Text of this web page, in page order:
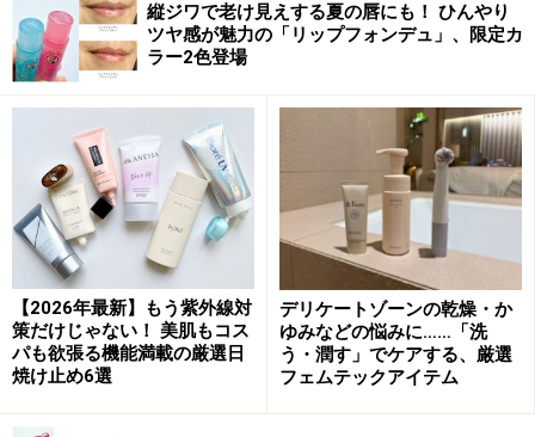
縦ジワで老け見えする夏の唇にも！ ひんやり
ツヤ感が魅力の「リップフォンデュ」、限定カ
ラー2色登場
【2026年最新】もう紫外線対
策だけじゃない！ 美肌もコス
パも欲張る機能満載の厳選日
焼け止め6選
デリケートゾーンの乾燥・か
ゆみなどの悩みに……「洗
う・潤す」でケアする、厳選
フェムテックアイテム